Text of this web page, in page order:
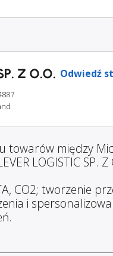
Z O.O. Odwiedź
towarów między
LOGISTIC SP. Z
CO2; tworzenie
i